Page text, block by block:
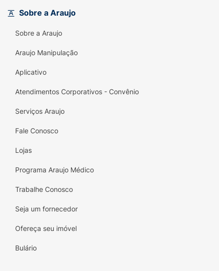
Sobre a Araujo
Sobre a Araujo
Araujo Manipulação
Aplicativo
Atendimentos Corporativos - Convênio
Serviços Araujo
Fale Conosco
Lojas
Programa Araujo Médico
Trabalhe Conosco
Seja um fornecedor
Ofereça seu imóvel
Bulário